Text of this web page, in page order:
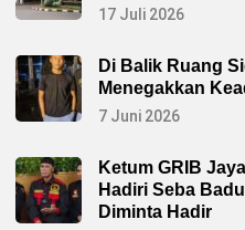
17 Juli 2026
Di Balik Ruang
Menegakkan
7 Juni 2026
Ketum GRIB
Hadiri Seba
Diminta Hadir